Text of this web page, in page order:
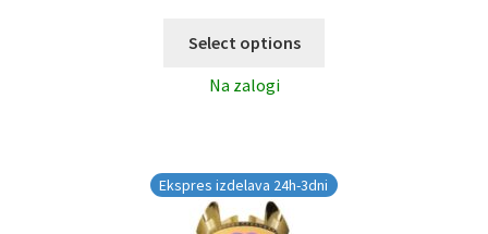
Select options
Na zalogi
Ekspres izdelava 24h-3dni